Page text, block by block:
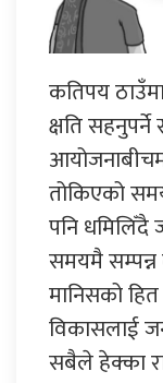
कतिपय
क्षति
तोकिएको
पनि
समयमै
मानिसको हित
विकासलाई
सबैले हेक्का